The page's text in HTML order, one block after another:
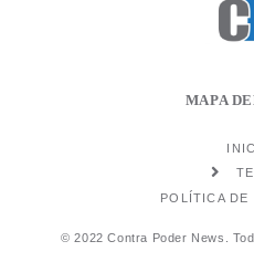
MAPA
POLÍTICA DE
© 2022 Contra Poder News.